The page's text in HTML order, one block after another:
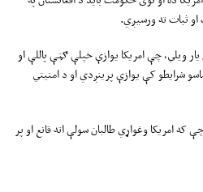
ثبات ته ورسیږي.
ويلي، چې امریکا یوازې خپلې ګټې پاللې او
شرایطو کې یوازې پرینږدي او د امنیتي
امریکا وغواړي طالبان سولې اته قانع او پر